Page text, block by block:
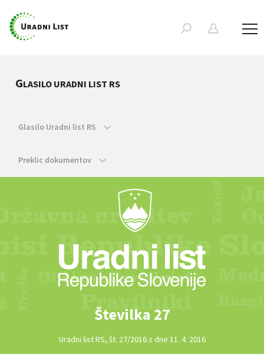
GLASILO URADNI LIST RS
Glasilo Uradni list RS
Preklic dokumentov
Številka 27
Uradni list RS, št. 27/2016 z dne 11. 4. 2016